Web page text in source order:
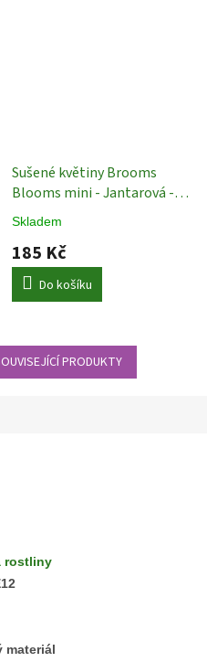
Sušené květiny Brooms
Blooms mini - Jantarová -
100 g
Skladem
185 Kč
Do košíku
PRODUKTY
rostliny
materiál